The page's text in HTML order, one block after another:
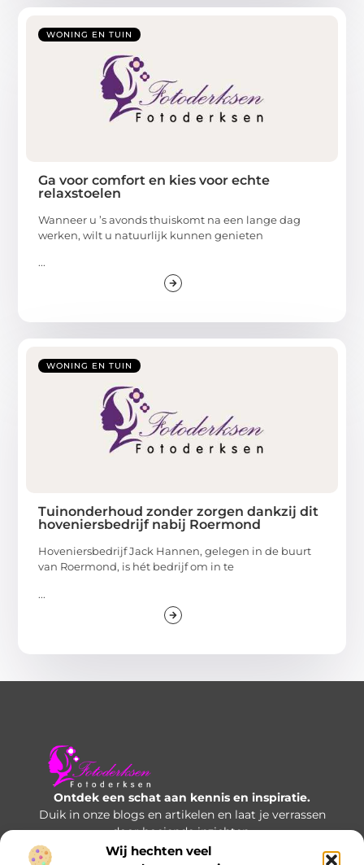
Wij hechten veel
WONING EN TUIN
Ga voor comfort en kies voor echte
relaxstoelen
Wanneer u ’s avonds thuiskomt na een lange dag
werken, wilt u natuurlijk kunnen genieten
...
WONING EN TUIN
Tuinonderhoud zonder zorgen dankzij dit
hoveniersbedrijf nabij Roermond
Hoveniersbedrijf Jack Hannen, gelegen in de buurt
van Roermond, is hét bedrijf om in te
...
Ontdek een schat aan kennis en inspiratie.
Duik in onze blogs en artikelen en laat je verrassen
door boeiende inzichten.